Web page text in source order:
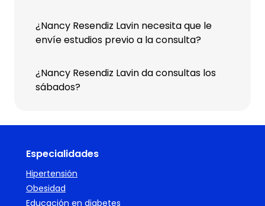
¿Nancy Resendiz Lavin necesita que le
envíe estudios previo a la consulta?
¿Nancy Resendiz Lavin da consultas los
sábados?
Especialidades
Hipertensión
Obesidad
Educación en diabetes